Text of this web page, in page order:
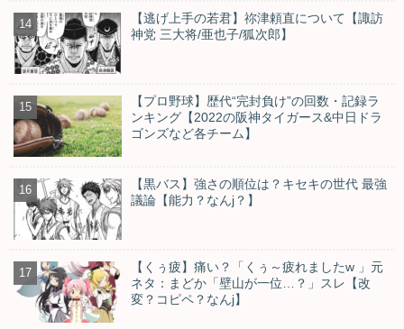
【逃げ上手の若君】祢津頼直について【諏訪
神党 三大将/亜也子/狐次郎】
【プロ野球】歴代“完封負け”の回数・記録ラ
ンキング【2022の阪神タイガース&中日ドラ
ゴンズなど各チーム】
【黒バス】強さの順位は？キセキの世代 最強
議論【能力？なんj？】
【くぅ疲】痛い？「くぅ～疲れましたw 」元
ネタ：まどか「壁山が一位…？」スレ【改
変？コピペ？なんj】